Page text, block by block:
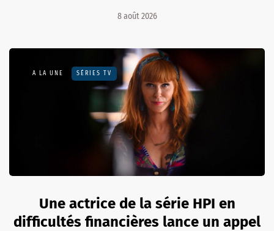
8 août 2026
A LA UNE SÉRIES TV
Une actrice de la série HPI en
difficultés financières lance un appel